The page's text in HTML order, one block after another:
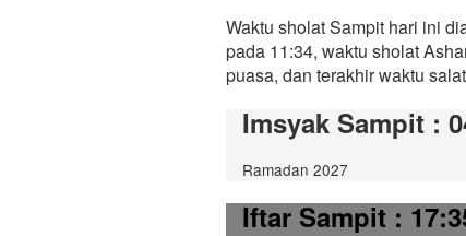
Waktu sholat Sampit hari ini
pada 11:34, waktu sholat
puasa, dan terakhir waktu
Imsyak Sampit :
Ramadan 2027
Iftar Sampit: